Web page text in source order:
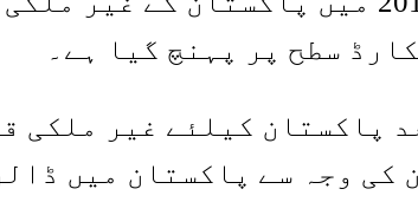
پاکستان کیلئے غیر ملکی
کی وجہ سے پاکستان میں